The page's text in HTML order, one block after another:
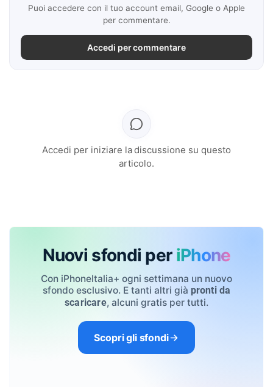
Puoi accedere con il tuo account email, Google o Apple
per commentare.
Accedi per commentare
Accedi per iniziare la discussione su questo
articolo.
Nuovi sfondi per iPhone
Con iPhoneItalia+ ogni settimana un nuovo
sfondo esclusivo. E tanti altri già pronti da
scaricare, alcuni gratis per tutti.
Scopri gli sfondi